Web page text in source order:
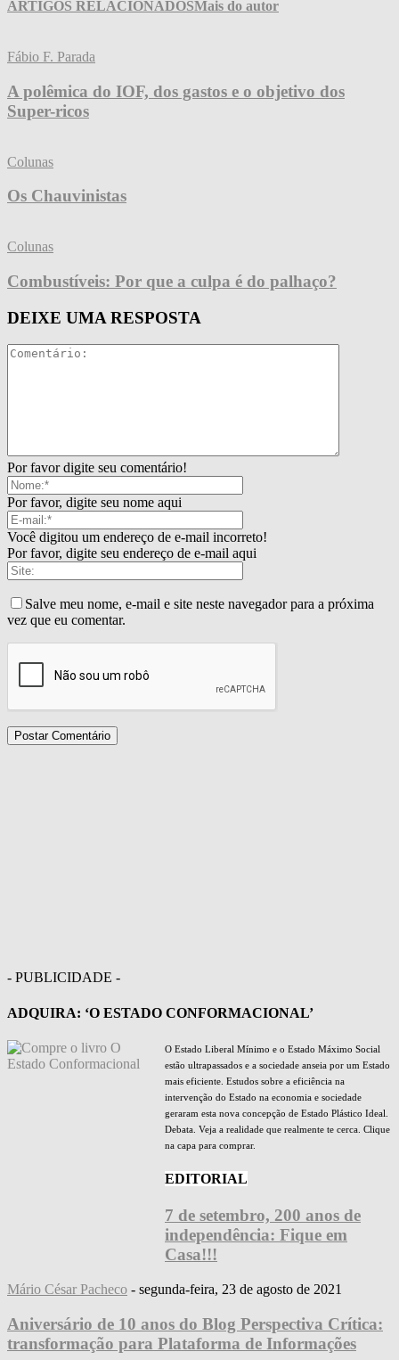
ARTIGOS RELACIONADOSMais do autor
Fábio F. Parada
A polêmica do IOF, dos gastos e o objetivo dos
Super-ricos
Colunas
Os Chauvinistas
Colunas
Combustíveis: Por que a culpa é do palhaço?
DEIXE UMA RESPOSTA
Por favor digite seu comentário!
Por favor, digite seu nome aqui
Você digitou um endereço de e-mail incorreto!
Por favor, digite seu endereço de e-mail aqui
Salve meu nome, e-mail e site neste navegador para a próxima
vez que eu comentar.
- PUBLICIDADE -
ADQUIRA: ‘O ESTADO CONFORMACIONAL’
O Estado Liberal Mínimo e o Estado Máximo Social
estão ultrapassados e a sociedade anseia por um Estado
mais eficiente. Estudos sobre a eficiência na
intervenção do Estado na economia e sociedade
geraram esta nova concepção de Estado Plástico Ideal.
Debata. Veja a realidade que realmente te cerca. Clique
na capa para comprar.
EDITORIAL
7 de setembro, 200 anos de
independência: Fique em
Casa!!!
Mário César Pacheco - segunda-feira, 23 de agosto de 2021
Aniversário de 10 anos do Blog Perspectiva Crítica:
transformação para Plataforma de Informações